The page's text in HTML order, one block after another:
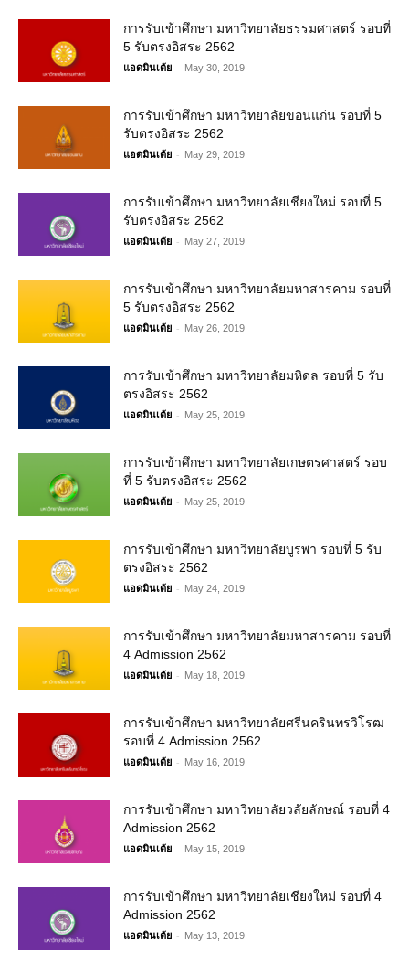
การรับเข้าศึกษา มหาวิทยาลัยธรรมศาสตร์ รอบที่
5 รับตรงอิสระ 2562
แอดมินเต้ย - May 30, 2019
การรับเข้าศึกษา มหาวิทยาลัยขอนแก่น รอบที่ 5
รับตรงอิสระ 2562
แอดมินเต้ย - May 29, 2019
การรับเข้าศึกษา มหาวิทยาลัยเชียงใหม่ รอบที่ 5
รับตรงอิสระ 2562
แอดมินเต้ย - May 27, 2019
การรับเข้าศึกษา มหาวิทยาลัยมหาสารคาม รอบที่
5 รับตรงอิสระ 2562
แอดมินเต้ย - May 26, 2019
การรับเข้าศึกษา มหาวิทยาลัยมหิดล รอบที่ 5 รับ
ตรงอิสระ 2562
แอดมินเต้ย - May 25, 2019
การรับเข้าศึกษา มหาวิทยาลัยเกษตรศาสตร์ รอบ
ที่ 5 รับตรงอิสระ 2562
แอดมินเต้ย - May 25, 2019
การรับเข้าศึกษา มหาวิทยาลัยบูรพา รอบที่ 5 รับ
ตรงอิสระ 2562
แอดมินเต้ย - May 24, 2019
การรับเข้าศึกษา มหาวิทยาลัยมหาสารคาม รอบที่
4 Admission 2562
แอดมินเต้ย - May 18, 2019
การรับเข้าศึกษา มหาวิทยาลัยศรีนครินทรวิโรฒ
รอบที่ 4 Admission 2562
แอดมินเต้ย - May 16, 2019
การรับเข้าศึกษา มหาวิทยาลัยวลัยลักษณ์ รอบที่ 4
Admission 2562
แอดมินเต้ย - May 15, 2019
การรับเข้าศึกษา มหาวิทยาลัยเชียงใหม่ รอบที่ 4
Admission 2562
แอดมินเต้ย - May 13, 2019